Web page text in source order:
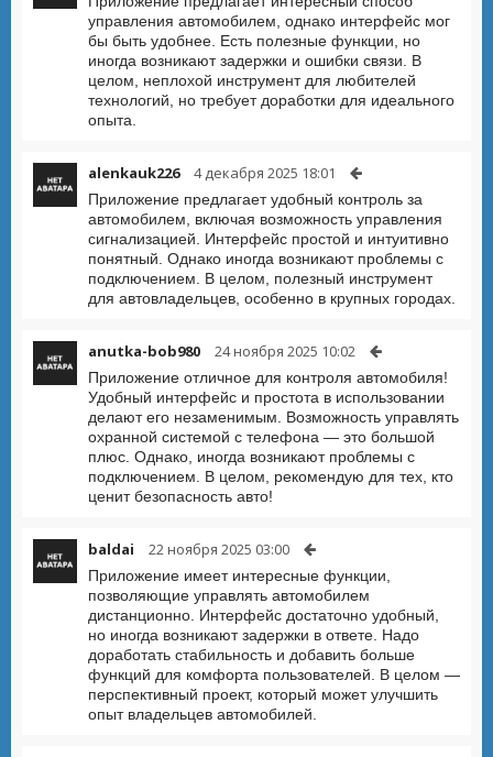
управления автомобилем, однако интерфейс мог
бы быть удобнее. Есть полезные функции, но
иногда возникают задержки и ошибки связи. В
целом, неплохой инструмент для любителей
технологий, но требует доработки для идеального
опыта.
alenkauk226 4 декабря 2025 18:01
Приложение предлагает удобный контроль за
автомобилем, включая возможность управления
сигнализацией. Интерфейс простой и интуитивно
понятный. Однако иногда возникают проблемы с
подключением. В целом, полезный инструмент
для автовладельцев, особенно в крупных городах.
anutka-bob980 24 ноября 2025 10:02
Приложение отличное для контроля автомобиля!
Удобный интерфейс и простота в использовании
делают его незаменимым. Возможность управлять
охранной системой с телефона — это большой
плюс. Однако, иногда возникают проблемы с
подключением. В целом, рекомендую для тех, кто
ценит безопасность авто!
baldai 22 ноября 2025 03:00
Приложение имеет интересные функции,
позволяющие управлять автомобилем
дистанционно. Интерфейс достаточно удобный,
но иногда возникают задержки в ответе. Надо
доработать стабильность и добавить больше
функций для комфорта пользователей. В целом —
перспективный проект, который может улучшить
опыт владельцев автомобилей.